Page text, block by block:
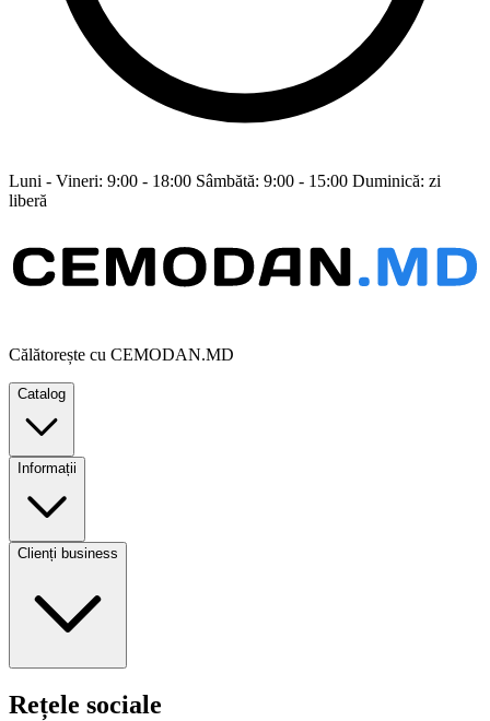
Luni - Vineri: 9:00 - 18:00 Sâmbătă: 9:00 - 15:00 Duminică: zi
liberă
Călătorește cu CEMODAN.MD
Catalog
Informații
Clienți business
Rețele sociale